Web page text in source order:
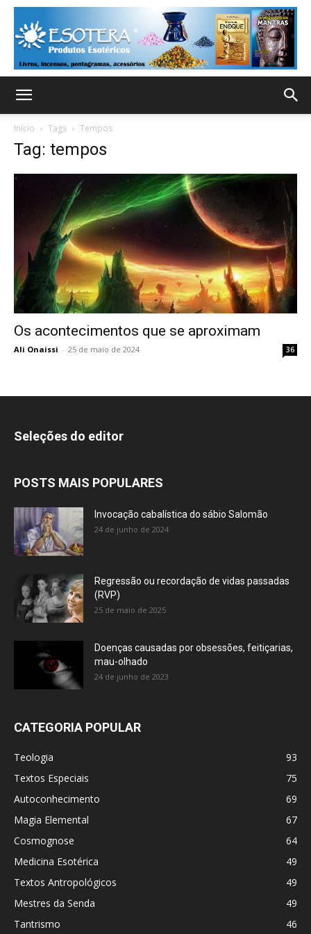
Início Tags Tempos
Tag: tempos
Os acontecimentos que se aproximam
Ali Onaissi - 25 de maio de 2024 36
Seleções do editor
POSTS MAIS POPULARES
Invocação cabalística do sábio Salomão
24 de junho de 2024
Regressão ou recordação de vidas passadas
(RVP)
25 de maio de 2025
Doenças causadas por obsessões, feitiçarias,
mau-olhado
24 de junho de 2023
CATEGORIA POPULAR
Teologia
93
Textos Especiais
75
Autoconhecimento
69
Magia Elemental
67
Cosmognose
64
Medicina Esotérica
49
Textos Antropológicos
49
Mestres da Senda
49
Tantrismo
46